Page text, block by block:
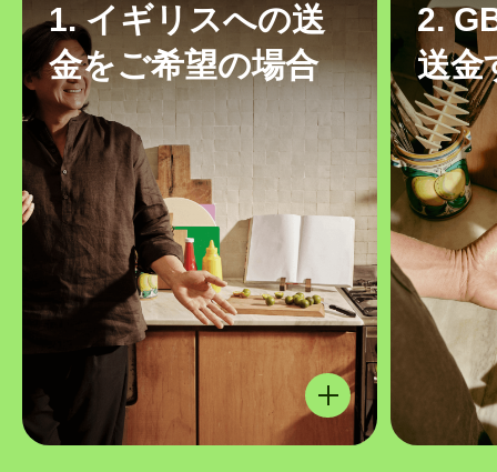
1. イギリスへの送
金をご希望の場合
2.
送金